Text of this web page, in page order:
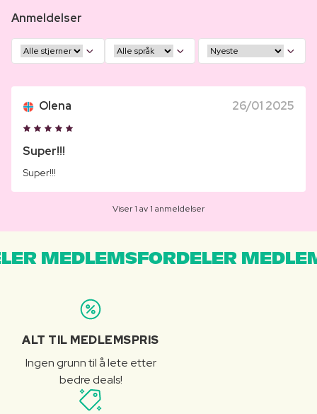
Anmeldelser
Olena 26/01 2025
Super!!!
Super!!!
Viser 1 av 1 anmeldelser
MEDLEMSFORDELER
ALT TIL MEDLEMSPRIS
Ingen grunn til å lete etter
bedre deals!